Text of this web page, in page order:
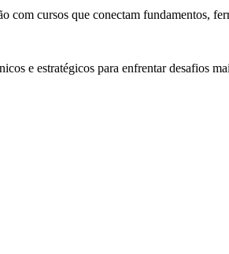
com cursos que conectam fundamentos,
e estratégicos para enfrentar desafios